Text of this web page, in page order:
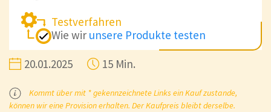
Testverfahren
Wie wir unsere Produkte testen
20.01.2025 15 Min.
Kommt über mit * gekennzeichnete Links ein Kauf zustande,
können wir eine Provision erhalten. Der Kaufpreis bleibt derselbe.